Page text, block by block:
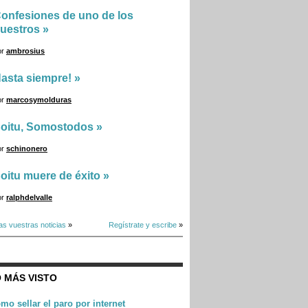
de uno de los
»
ambrosius
siempre! »
marcosymolduras
Somostodos »
schinonero
muere de éxito »
ralphdelvalle
vuestras noticias » Regístrate y escribe »
MÁS VISTO
sellar el paro por internet